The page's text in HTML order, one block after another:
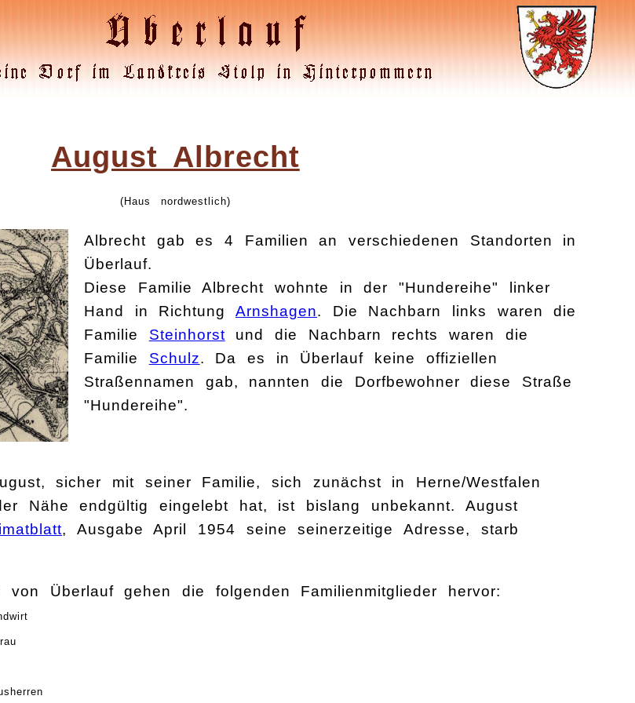
August Albrecht
(Haus nordwestlich)
Albrecht gab es 4 Familien an verschiedenen Standorten in
Überlauf.
Diese Familie Albrecht wohnte in der "Hundereihe" linker
Hand in RichtungArnshagen. Die Nachbarn links waren die
Familie Steinhorst und die Nachbarn rechts waren die
Familie Schulz. Da es in Überlauf keine offiziellen
Straßennamen gab, nannten die Dorfbewohner diese Straße
"Hundereihe".
sicher mit seiner Familie, sich zunächst in Herne/Westfalen
Nähe endgültig eingelebt hat, ist bislang unbekannt. August
, Ausgabe April 1954 seine seinerzeitige Adresse, starb
von Überlauf gehen die folgenden Familienmitglieder hervor: